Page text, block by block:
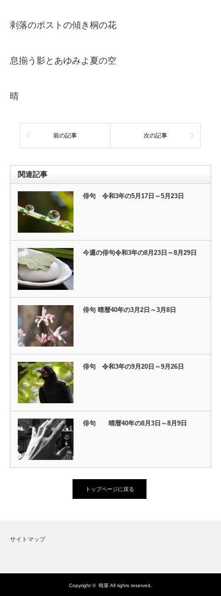
剥落のポストの傾き桐の花
息揃う影とあゆみよ夏の空
晴
前の記事 次の記事
関連記事
俳句 令和3年の5月17日～5月23日
今週の俳句令和3年の8月23日～8月29日
俳句 晴暦40年の3月2日～3月8日
俳句 令和3年の9月20日～9月26日
俳句 晴暦40年の8月3日～8月9日
トップページに戻る
サイトマップ
Copyright © 晴屋 All rights reserved.